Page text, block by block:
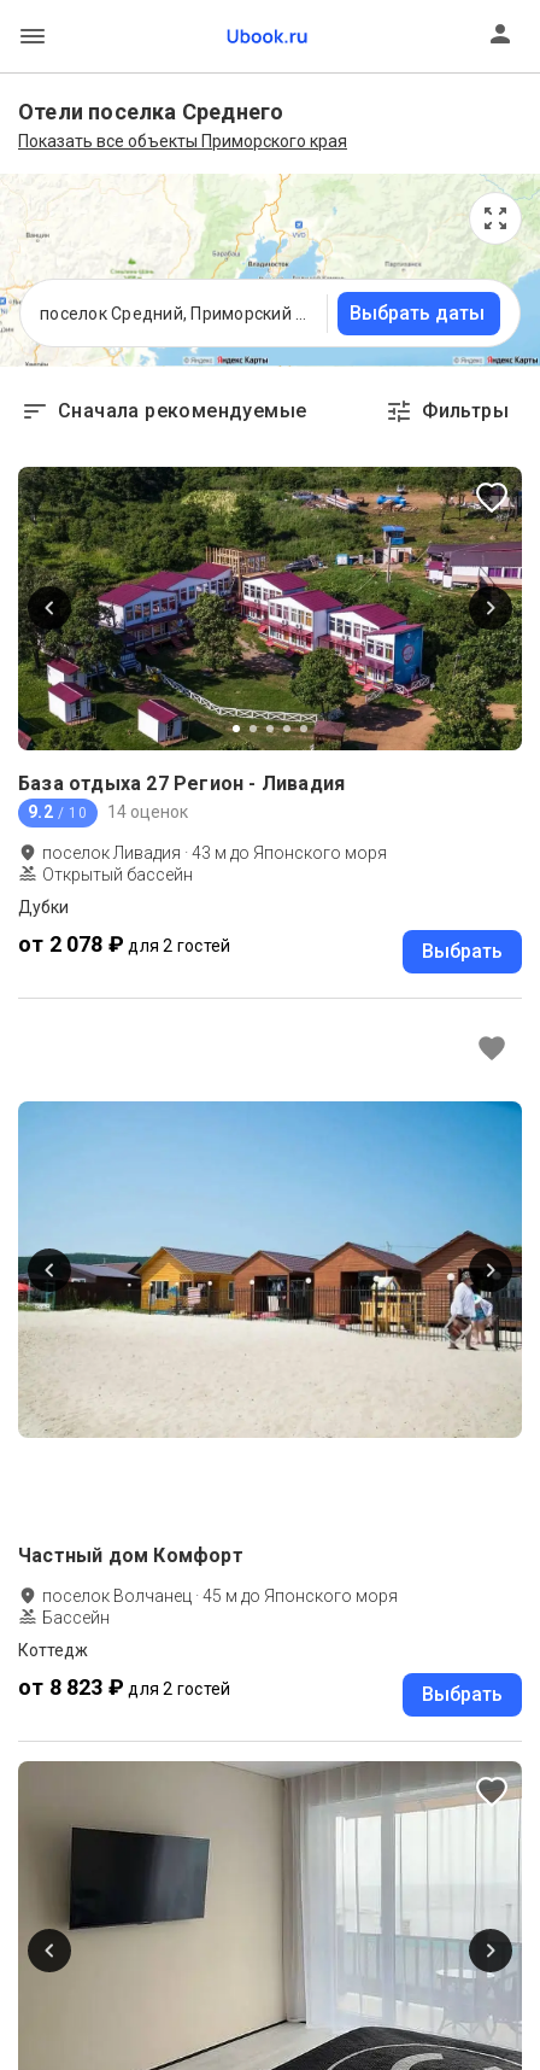
Отели поселка Среднего
Показать все объекты Приморского края
Выбрать даты
Сначала рекомендуемые Фильтры
База отдыха 27 Регион - Ливадия
9.2 / 10 14 оценок
поселок Ливадия ·43 м до Японского моря
Открытый бассейн
Дубки
от 2 078 ₽ для 2 гостей Выбрать
Частный дом Комфорт
поселок Волчанец ·45 м до Японского моря
Бассейн
Коттедж
от 8 823 ₽ для 2 гостей Выбрать